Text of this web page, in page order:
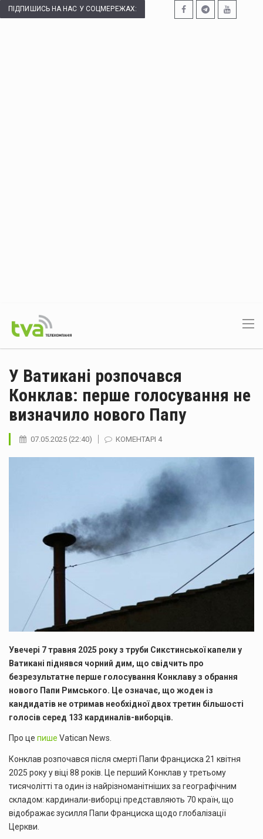
ПІДПИШИСЬ НА НАС У СОЦМЕРЕЖАХ:
У Ватикані розпочався
Конклав: перше голосування не
визначило нового Папу
07.05.2025 (22:40) КОМЕНТАРІ 4
Увечері 7 травня 2025 року з труби Сикстинської капели у
Ватикані піднявся чорний дим, що свідчить про
безрезультатне перше голосування Конклаву з обрання
нового Папи Римського. Це означає, що жоден із
кандидатів не отримав необхідної двох третин більшості
голосів серед 133 кардиналів-виборців.
Про це пише Vatican News.
Конклав розпочався після смерті Папи Франциска 21 квітня
2025 року у віці 88 років. Це перший Конклав у третьому
тисячолітті та один із найрізноманітніших за географічним
складом: кардинали-виборці представляють 70 країн, що
відображає зусилля Папи Франциска щодо глобалізації
Церкви